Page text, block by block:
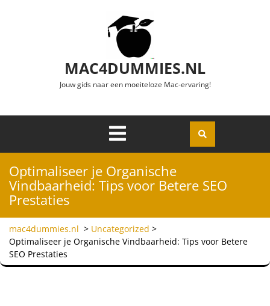
MAC4DUMMIES.NL
Jouw gids naar een moeiteloze Mac-ervaring!
Openen
Optimaliseer je Organische
Vindbaarheid: Tips voor Betere SEO
Prestaties
mac4dummies.nl > Uncategorized >
Optimaliseer je Organische Vindbaarheid: Tips voor Betere
SEO Prestaties